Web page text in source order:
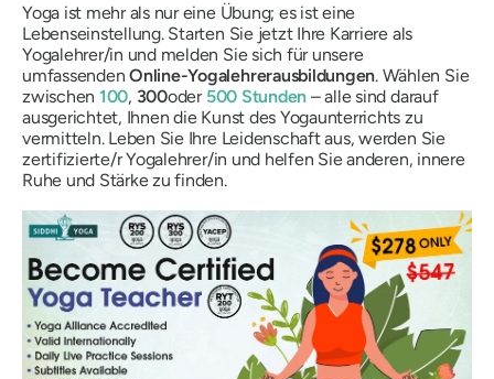
Yoga ist mehr als nur eine Übung; es ist eine
Lebenseinstellung. Starten Sie jetzt Ihre Karriere als
Yogalehrer/in und melden Sie sich für unsere
umfassendenOnline-Yogalehrerausbildungen. Wählen Sie
zwischen 100, 300oder 500 Stunden – alle sind darauf
ausgerichtet, Ihnen die Kunst des Yogaunterrichts zu
vermitteln. Leben Sie Ihre Leidenschaft aus, werden Sie
zertifizierte/r Yogalehrer/in und helfen Sie anderen, innere
Ruhe und Stärke zu finden.